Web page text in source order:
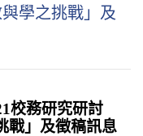
學之挑戰」及
校務研究研討
戰」及徵稿訊息